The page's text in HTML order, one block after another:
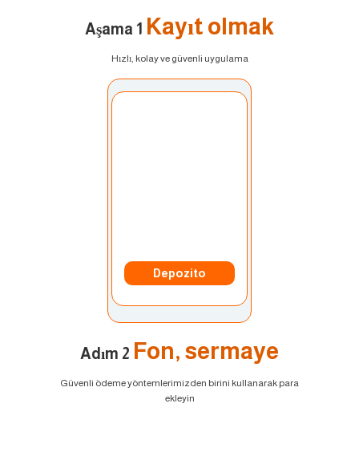
Aşama 1 Kayıt olmak
Hızlı, kolay ve güvenli uygulama
Depozito
Adım 2 Fon, sermaye
Güvenli ödeme yöntemlerimizden birini kullanarak para
ekleyin